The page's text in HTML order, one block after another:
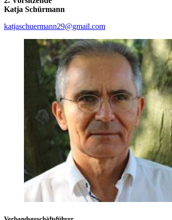
Katja Schürmann
katjaschuermann29@gmail.com